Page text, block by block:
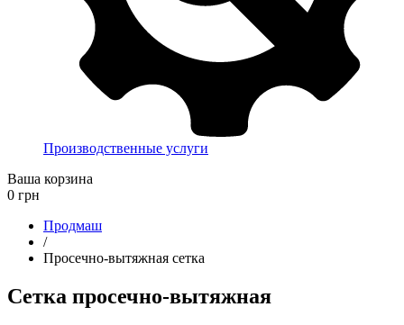
Производственные услуги
Ваша корзина
0 грн
Продмаш
/
Просечно-вытяжная сетка
Сетка просечно-вытяжная